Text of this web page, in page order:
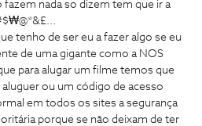
fazem nada so dizem tem que ir a
tenho de ser eu a fazer algo se eu
de uma gigante como a NOS
para alugar um filme temos que
ou um código de acesso
em todos os sites a segurança
porque se não deixam de ter